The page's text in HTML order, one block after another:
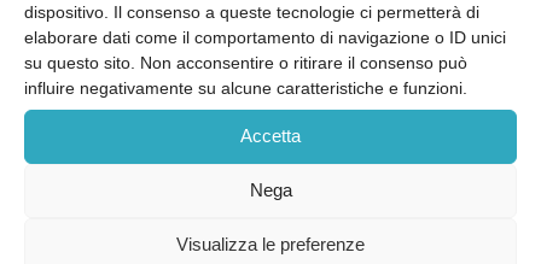
dispositivo. Il consenso a queste tecnologie ci permetterà di
elaborare dati come il comportamento di navigazione o ID unici
su questo sito. Non acconsentire o ritirare il consenso può
influire negativamente su alcune caratteristiche e funzioni.
Accetta
Nega
Visualizza le preferenze
Griglia di rilevazione ANAC 2025